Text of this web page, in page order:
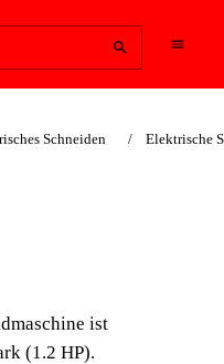
Schneiden Elektrische
ist
(1.2 HP).